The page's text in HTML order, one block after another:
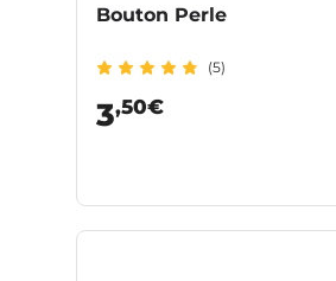
Bouton Perle
(5)
3,50€